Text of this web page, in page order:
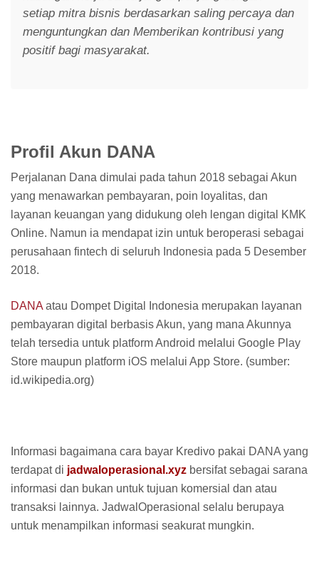
setiap mitra bisnis berdasarkan saling percaya dan
menguntungkan dan Memberikan kontribusi yang
positif bagi masyarakat.
Profil Akun DANA
Perjalanan Dana dimulai pada tahun 2018 sebagai Akun
yang menawarkan pembayaran, poin loyalitas, dan
layanan keuangan yang didukung oleh lengan digital KMK
Online. Namun ia mendapat izin untuk beroperasi sebagai
perusahaan fintech di seluruh Indonesia pada 5 Desember
2018.
DANA atau Dompet Digital Indonesia merupakan layanan
pembayaran digital berbasis Akun, yang mana Akunnya
telah tersedia untuk platform Android melalui Google Play
Store maupun platform iOS melalui App Store. (sumber:
id.wikipedia.org)
Informasi bagaimana cara bayar Kredivo pakai DANA yang
terdapat di jadwaloperasional.xyz bersifat sebagai sarana
informasi dan bukan untuk tujuan komersial dan atau
transaksi lainnya. JadwalOperasional selalu berupaya
untuk menampilkan informasi seakurat mungkin.